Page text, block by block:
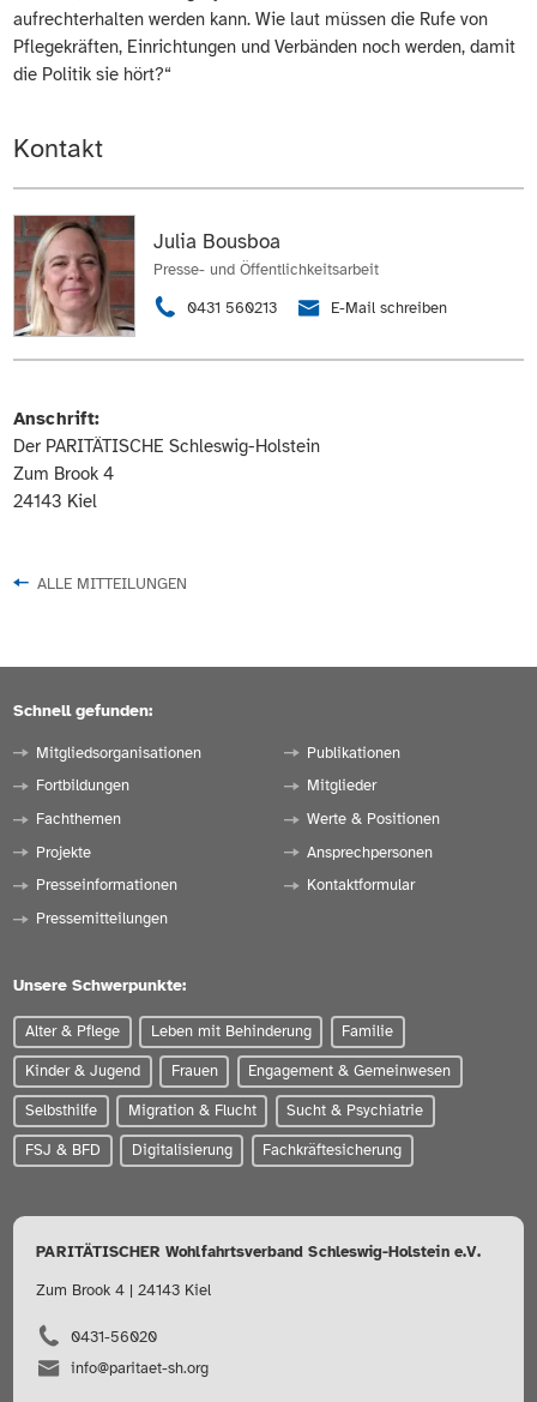
aufrechterhalten werden kann. Wie laut müssen die Rufe von
Pflegekräften, Einrichtungen und Verbänden noch werden, damit
die Politik sie hört?“
Kontakt
Julia Bousboa
Presse- und Öffentlichkeitsarbeit
0431 560213 E-Mail schreiben
Anschrift:
Der PARITÄTISCHE Schleswig-Holstein
Zum Brook 4
24143 Kiel
ALLE MITTEILUNGEN
Schnell gefunden:
Mitgliedsorganisationen
Fortbildungen
Fachthemen
Projekte
Presseinformationen
Pressemitteilungen
Publikationen
Mitglieder
Werte & Positionen
Ansprechpersonen
Kontaktformular
Unsere Schwerpunkte:
Alter & Pflege Leben mit Behinderung Familie
Kinder & Jugend Frauen Engagement & Gemeinwesen
Selbsthilfe Migration & Flucht Sucht & Psychiatrie
FSJ & BFD Digitalisierung Fachkräftesicherung
PARITÄTISCHER Wohlfahrtsverband Schleswig-Holstein e.V.
Zum Brook 4 | 24143 Kiel
0431-56020
info@paritaet-sh.org